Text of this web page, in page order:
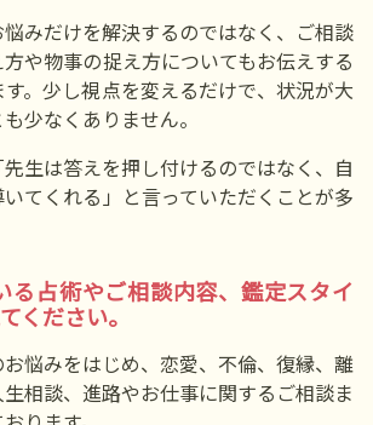
みだけを解決するのではなく、ご相談
や物事の捉え方についてもお伝えする
。少し視点を変えるだけで、状況が大
少なくありません。
生は答えを押し付けるのではなく、自
てくれる」と言っていただくことが多
いる占術やご相談内容、鑑定スタイ
ください。
悩みをはじめ、恋愛、不倫、復縁、離
相談、進路やお仕事に関するご相談ま